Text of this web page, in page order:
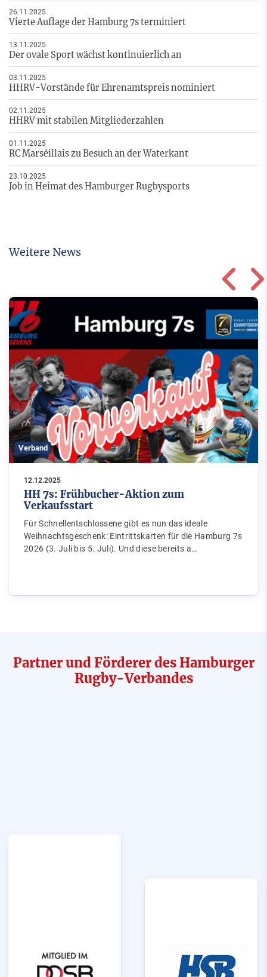
26.11.2025
Vierte Auflage der Hamburg 7s terminiert
13.11.2025
Der ovale Sport wächst kontinuierlich an
03.11.2025
HHRV-Vorstände für Ehrenamtspreis nominiert
02.11.2025
HHRV mit stabilen Mitgliederzahlen
01.11.2025
RC Marséillais zu Besuch an der Waterkant
23.10.2025
Job in Heimat des Hamburger Rugbysports
Weitere News
Verband
12.12.2025
HH 7s: Frühbucher-Aktion zum
Verkaufsstart
Für Schnellentschlossene gibt es nun das ideale
Weihnachtsgeschenk: Eintrittskarten für die Hamburg 7s
2026 (3. Juli bis 5. Juli). Und diese bereits a…
Partner und Förderer des Hamburger
Rugby-Verbandes